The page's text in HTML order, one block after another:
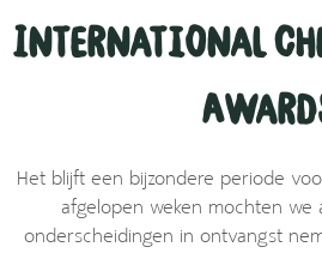
International
Het blijft een bijzondere periode
afgelopen weken mochten we
onderscheidingen in ontvangst